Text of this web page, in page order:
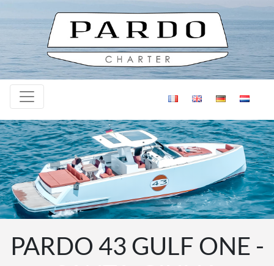
Skip to content
PARDO 43 GULF ONE -